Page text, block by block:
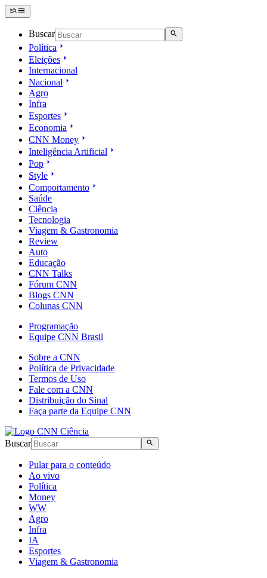
Buscar
Política
Eleições
Internacional
Nacional
Agro
Infra
Esportes
Economia
CNN Money
Inteligência Artificial
Pop
Style
Comportamento
Saúde
Ciência
Tecnologia
Viagem & Gastronomia
Review
Auto
Educação
CNN Talks
Fórum CNN
Blogs CNN
Colunas CNN
Programação
Equipe CNN Brasil
Sobre a CNN
Política de Privacidade
Termos de Uso
Fale com a CNN
Distribuição do Sinal
Faça parte da Equipe CNN
Buscar
Pular para o conteúdo
Ao vivo
Política
Money
WW
Agro
Infra
IA
Esportes
Viagem & Gastronomia